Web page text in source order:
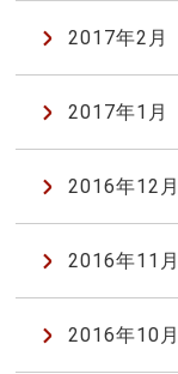
2017年2月
2017年1月
2016年12月
2016年11月
2016年10月